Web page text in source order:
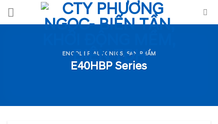
ENCODER AUTONICS, SẢN PHẨM
E40HBP Series